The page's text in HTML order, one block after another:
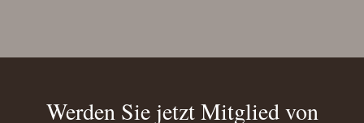
Werden Sie jetzt Mitglied von